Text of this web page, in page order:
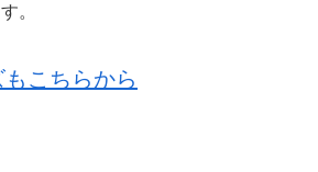
。
こちらから